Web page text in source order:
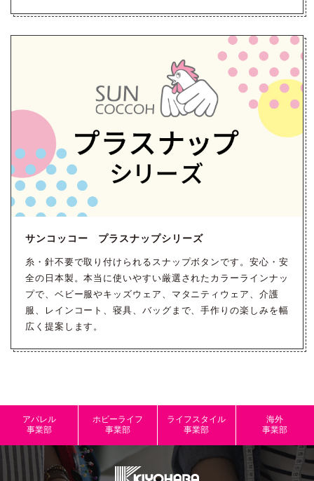
サンコッコー プラスナップシリーズ
糸・針不要で取り付けられるスナップボタンです。安心・安
全の日本製。本当に使いやすい厳選されたカラーラインナッ
プで、ベビー服やキッズウェア、マタニティウェア、介護
服、レインコート、寝具、バッグまで、手作りの楽しみを幅
広く提案します。
アパレル
事業部
ホビーライフ
事業部
ライフスタイル
事業部
海外
事業部